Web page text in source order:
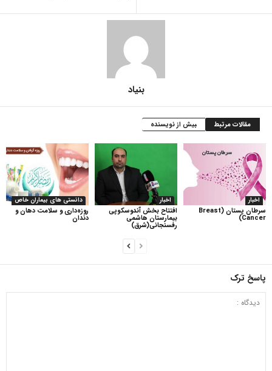
بنیاد
مقالات مرتبط بیش از نویسنده
دانستی های بیماران خاص
روزه‌داری و سلامت دهان و
دندان
اخبار
افتتاح بخش آندوسکوپی
بیمارستان هاشمی
رفسنجانی(شرق)
اخبار
سرطان پستان (Breast
Cancer)
پاسخ ترک